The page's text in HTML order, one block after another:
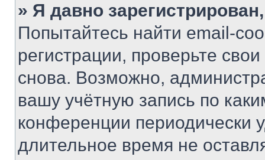
» Я давно
Попытайтесь найти email-
регистрации, проверьте
снова. Возможно,
вашу учётную запись по
конференции периодически
длительное время не